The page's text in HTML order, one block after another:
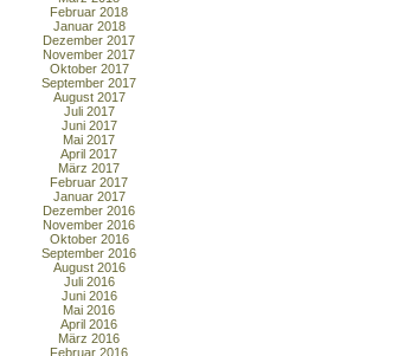
Februar 2018
Januar 2018
Dezember 2017
November 2017
Oktober 2017
September 2017
August 2017
Juli 2017
Juni 2017
Mai 2017
April 2017
März 2017
Februar 2017
Januar 2017
Dezember 2016
November 2016
Oktober 2016
September 2016
August 2016
Juli 2016
Juni 2016
Mai 2016
April 2016
März 2016
Februar 2016